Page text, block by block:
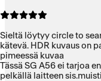
Sieltä löytyy circle to
kätevä. HDR kuvaus on
pimeessä kuvaa
Tässä SG A56 ei tarjoa enään muistokortin paikka, mennään
pelkällä laitteen